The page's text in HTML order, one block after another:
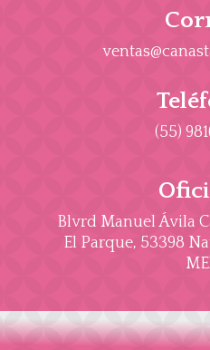
(55)
Blvrd Manuel Ávila
El Parque, 53398